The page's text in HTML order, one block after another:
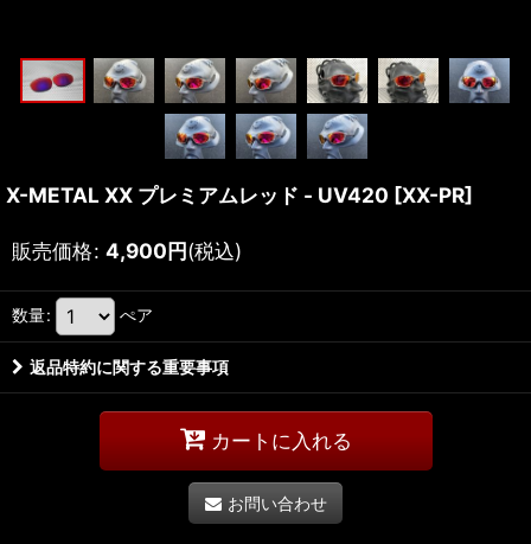
X-METAL XX プレミアムレッド - UV420 [XX-PR]
販売価格: 4,900円(税込)
数量: ぺア
返品特約に関する重要事項
カートに入れる
お問い合わせ